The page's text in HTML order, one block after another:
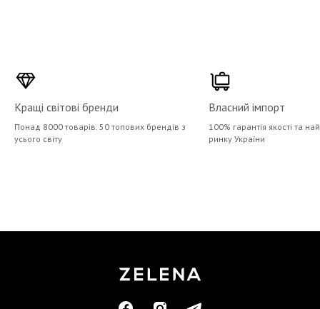
Кращі світові бренди
Понад 8000 товарів. 50 топових брендів з
усього світу
Власний імпорт
100% гарантія якості та
ринку України